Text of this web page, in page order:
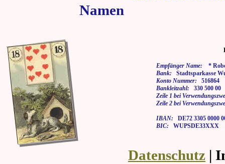
Namen
Empfänger Name: *
Bank: Stadtsparkasse
Konto Nummer: 516864
Bankleitzahl: 330 500 00
Zeile 1 bei
Zeile 2 bei
IBAN: DE72 3305 0000
BIC: WUPSDE33XXX
Datenschutz |